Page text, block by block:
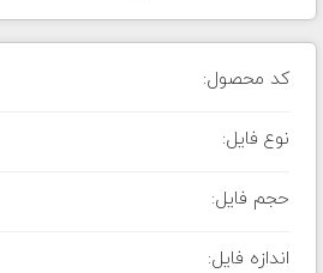
کد محصول:
نوع فایل:
حجم فایل:
اندازه فایل: